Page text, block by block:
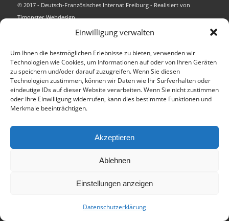
Einwilligung verwalten
Um Ihnen die bestmöglichen Erlebnisse zu bieten, verwenden wir
Technologien wie Cookies, um Informationen auf oder von Ihren Geräten
zu speichern und/oder darauf zuzugreifen. Wenn Sie diesen
Technologien zustimmen, können wir Daten wie Ihr Surfverhalten oder
eindeutige IDs auf dieser Website verarbeiten. Wenn Sie nicht zustimmen
oder Ihre Einwilligung widerrufen, kann dies bestimmte Funktionen und
Merkmale beeinträchtigen.
Akzeptieren
Ablehnen
Einstellungen anzeigen
Datenschutzerklärung
© 2017 - Deutsch-Französisches Internat Freiburg - Realisiert von
Timonster Webdesign
Datenschutzerklärung